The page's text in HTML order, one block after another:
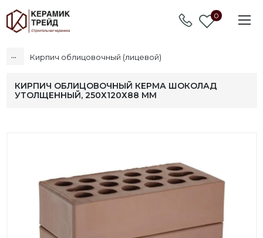
0
... Кирпич облицовочный (лицевой)
КИРПИЧ ОБЛИЦОВОЧНЫЙ КЕРМА ШОКОЛАД
УТОЛЩЕННЫЙ, 250Х120Х88 ММ